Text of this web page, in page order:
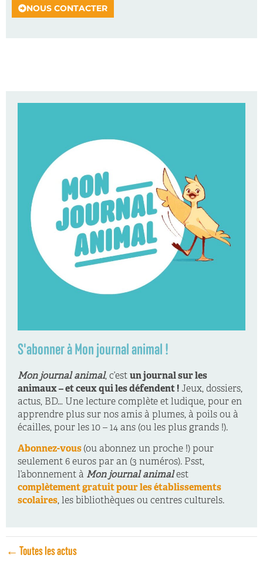
NOUS CONTACTER
S'abonner à Mon journal animal !
Mon journal animal, c’est un journal sur les
animaux – et ceux qui les défendent ! Jeux, dossiers,
actus, BD… Une lecture complète et ludique, pour en
apprendre plus sur nos amis à plumes, à poils ou à
écailles, pour les 10 – 14 ans (ou les plus grands !).
Abonnez-vous (ou abonnez un proche !) pour
seulement 6 euros par an (3 numéros). Psst,
l’abonnement à Mon journal animalest
complètement gratuit pour les établissements
scolaires, les bibliothèques ou centres culturels.
← Toutes les actus